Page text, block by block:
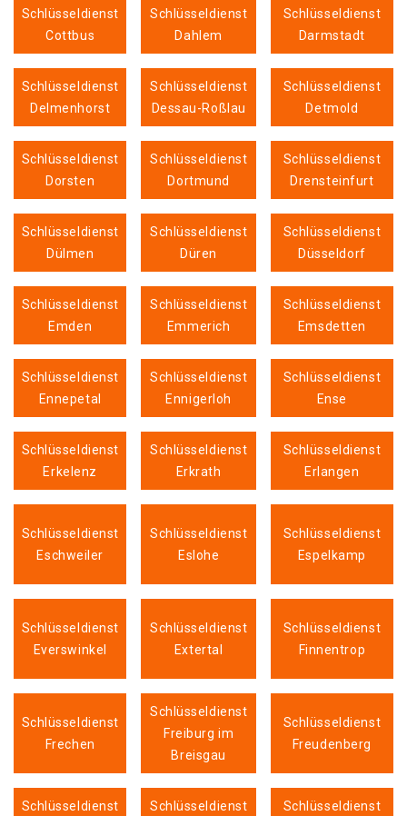
Schlüsseldienst
Cottbus
Schlüsseldienst
Dahlem
Schlüsseldienst
Darmstadt
Schlüsseldienst
Delmenhorst
Schlüsseldienst
Dessau-Roßlau
Schlüsseldienst
Detmold
Schlüsseldienst
Dorsten
Schlüsseldienst
Dortmund
Schlüsseldienst
Drensteinfurt
Schlüsseldienst
Dülmen
Schlüsseldienst
Düren
Schlüsseldienst
Düsseldorf
Schlüsseldienst
Emden
Schlüsseldienst
Emmerich
Schlüsseldienst
Emsdetten
Schlüsseldienst
Ennepetal
Schlüsseldienst
Ennigerloh
Schlüsseldienst
Ense
Schlüsseldienst
Erkelenz
Schlüsseldienst
Erkrath
Schlüsseldienst
Erlangen
Schlüsseldienst
Eschweiler
Schlüsseldienst
Eslohe
Schlüsseldienst
Espelkamp
Schlüsseldienst
Everswinkel
Schlüsseldienst
Extertal
Schlüsseldienst
Finnentrop
Schlüsseldienst
Frechen
Schlüsseldienst
Freiburg im
Breisgau
Schlüsseldienst
Freudenberg
Schlüsseldienst
Schlüsseldienst
Schlüsseldienst